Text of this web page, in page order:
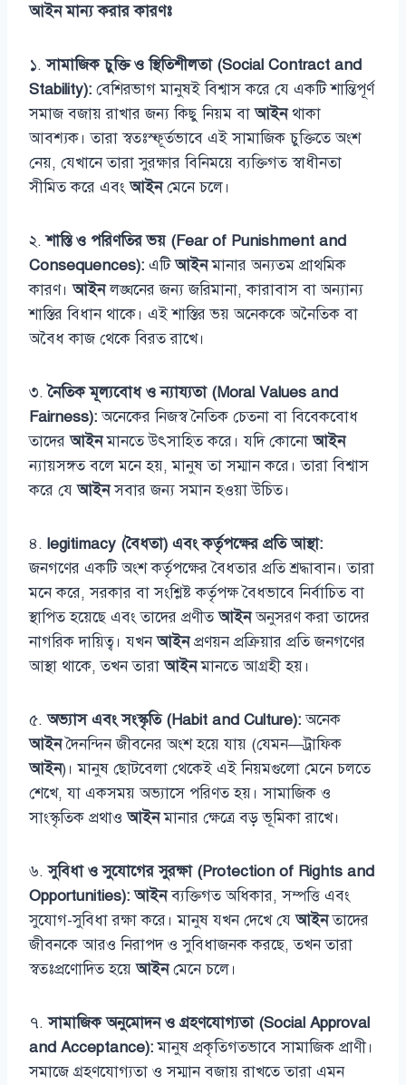
আইন মান্য করার কারণঃ
১.সামাজিক চুক্তি ও স্থিতিশীলতা (Social Contract and
Stability): বেশিরভাগ মানুষই বিশ্বাস করে যে একটি শান্তিপূর্ণ
সমাজ বজায় রাখার জন্য কিছু নিয়ম বাআইনথাকা
আবশ্যক। তারা স্বতঃস্ফূর্তভাবে এই সামাজিক চুক্তিতে অংশ
নেয়, যেখানে তারা সুরক্ষার বিনিময়ে ব্যক্তিগত স্বাধীনতা
সীমিত করে এবংআইনমেনে চলে।
২.শাস্তি ও পরিণতির ভয় (Fear of Punishment and
Consequences): এটিআইনমানার অন্যতম প্রাথমিক
কারণ।আইনলঙ্ঘনের জন্য জরিমানা, কারাবাস বা অন্যান্য
শাস্তির বিধান থাকে। এই শাস্তির ভয় অনেককে অনৈতিক বা
অবৈধ কাজ থেকে বিরত রাখে।
৩.নৈতিক মূল্যবোধ ও ন্যায্যতা (Moral Values and
Fairness):অনেকের নিজস্ব নৈতিক চেতনা বা বিবেকবোধ
তাদেরআইনমানতে উৎসাহিত করে। যদি কোনোআইন
ন্যায়সঙ্গত বলে মনে হয়, মানুষ তা সম্মান করে। তারা বিশ্বাস
করে যেআইনসবার জন্য সমান হওয়া উচিত।
৪. legitimacy (বৈধতা) এবং কর্তৃপক্ষের প্রতি আস্থা:
জনগণের একটি অংশ কর্তৃপক্ষের বৈধতার প্রতি শ্রদ্ধাবান। তারা
মনে করে, সরকার বা সংশ্লিষ্ট কর্তৃপক্ষ বৈধভাবে নির্বাচিত বা
স্থাপিত হয়েছে এবং তাদের প্রণীতআইনঅনুসরণ করা তাদের
নাগরিক দায়িত্ব। যখনআইনপ্রণয়ন প্রক্রিয়ার প্রতি জনগণের
আস্থা থাকে, তখন তারাআইনমানতে আগ্রহী হয়।
৫.অভ্যাস এবং সংস্কৃতি (Habit and Culture):অনেক
আইনদৈনন্দিন জীবনের অংশ হয়ে যায় (যেমন—ট্রাফিক
আইন)। মানুষ ছোটবেলা থেকেই এই নিয়মগুলো মেনে চলতে
শেখে, যা একসময় অভ্যাসে পরিণত হয়। সামাজিক ও
সাংস্কৃতিক প্রথাওআইনমানার ক্ষেত্রে বড় ভূমিকা রাখে।
৬.সুবিধা ও সুযোগের সুরক্ষা (Protection of Rights and
Opportunities): আইনব্যক্তিগত অধিকার, সম্পত্তি এবং
সুযোগ-সুবিধা রক্ষা করে। মানুষ যখন দেখে যেআইনতাদের
জীবনকে আরও নিরাপদ ও সুবিধাজনক করছে, তখন তারা
স্বতঃপ্রণোদিত হয়েআইনমেনে চলে।
৭.সামাজিক অনুমোদন ও গ্রহণযোগ্যতা (Social Approval
and Acceptance):মানুষ প্রকৃতিগতভাবে সামাজিক প্রাণী।
সমাজে গ্রহণযোগ্যতা ও সম্মান বজায় রাখতে তারা এমন